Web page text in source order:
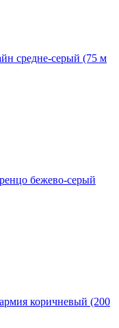
средне-серый (75 м
бежево-серый
коричневый (200